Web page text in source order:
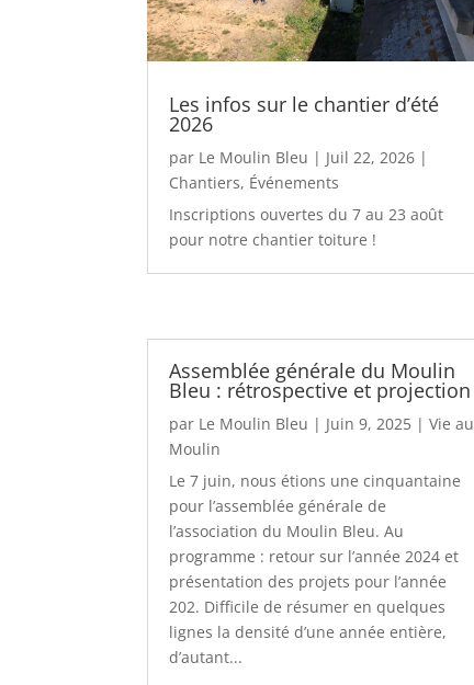
Les infos sur le chantier d’été
2026
par Le Moulin Bleu | Juil 22, 2026 |
Chantiers, Événements
Inscriptions ouvertes du 7 au 23 août
pour notre chantier toiture !
Assemblée générale du Moulin
Bleu : rétrospective et projection
par Le Moulin Bleu | Juin 9, 2025 |Vie au
Moulin
Le 7 juin, nous étions une cinquantaine
pour l’assemblée générale de
l’association du Moulin Bleu. Au
programme : retour sur l’année 2024 et
présentation des projets pour l’année
202. Difficile de résumer en quelques
lignes la densité d’une année entière,
d’autant...